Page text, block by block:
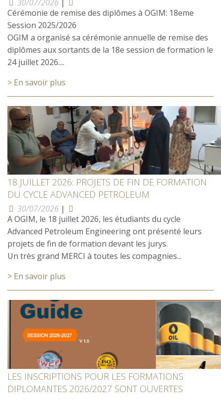
30/07/2026 |
Cérémonie de remise des diplômes à OGIM: 18eme
Session 2025/2026
OGIM a organisé sa cérémonie annuelle de remise des
diplômes aux sortants de la 18e session de formation le
24 juillet 2026....
> En savoir plus
18 JUILLET 2026: PROJETS DE FIN DE FORMATION
DU CYCLE ADVANCED PETROLEUM
30/07/2026 |
A OGIM, le 18 juillet 2026, les étudiants du cycle
Advanced Petroleum Engineering ont présenté leurs
projets de fin de formation devant les jurys.
Un très grand MERCI à toutes les compagnies...
> En savoir plus
LES INSCRIPTIONS POUR LES FORMATIONS
DIPLOMANTES 2026/2027 SONT OUVERTES